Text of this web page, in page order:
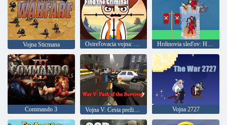
Vojna Sticmana Ostreľovacia vojna: Nájdite zločinec Hrdinovia sleďov: Hradná vojna
Commando 3 Vojna V: Cesta preživšieho Vojna 2727